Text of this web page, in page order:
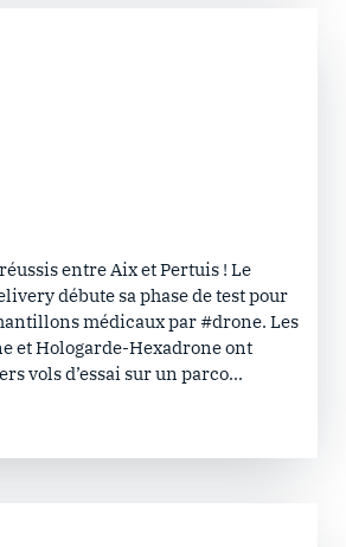
entre Aix et Pertuis ! Le
débute sa phase de test pour
médicaux par #drone. Les
et Hologarde-Hexadrone ont
vols d’essai sur un parco...